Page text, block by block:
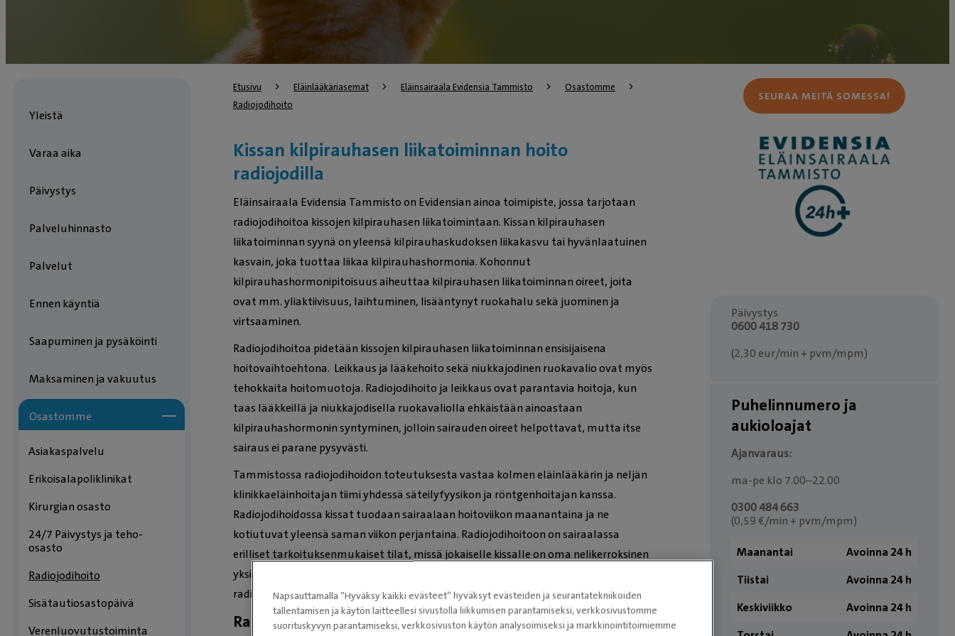
Etusivu Eläinlääkäriasemat Eläinsairaala Evidensia Tammisto
Osastomme
Radiojodihoito
Yleistä
Varaa aika
Päivystys
Palveluhinnasto
Palvelut
Ennen käyntiä
Saapuminen ja pysäköinti
Maksaminen ja vakuutus
Osastomme
Asiakaspalvelu
Erikoisalapoliklinikat
Kirurgian osasto
24/7 Päivystys ja teho-
osasto
Radiojodihoito
Sisätautiosastopäivä
Verenluovutustoiminta
Kissan kilpirauhasen liikatoiminnan hoito
radiojodilla
Eläinsairaala Evidensia Tammisto on Evidensian ainoa toimipiste, jossa tarjotaan
radiojodihoitoa kissojen kilpirauhasen liikatoimintaan. Kissan kilpirauhasen
liikatoiminnan syynä on yleensä kilpirauhaskudoksen liikakasvu tai hyvänlaatuinen
kasvain, joka tuottaa liikaa kilpirauhashormonia. Kohonnut
kilpirauhashormonipitoisuus aiheuttaa kilpirauhasen liikatoiminnan oireet, joita
ovat mm. yliaktiivisuus, laihtuminen, lisääntynyt ruokahalu sekä juominen ja
virtsaaminen.
Radiojodihoitoa pidetään kissojen kilpirauhasen liikatoiminnan ensisijaisena
hoitovaihtoehtona. Leikkaus ja lääkehoito sekä niukkajodinen ruokavalio ovat myös
tehokkaita hoitomuotoja. Radiojodihoito ja leikkaus ovat parantavia hoitoja, kun
taas lääkkeillä ja niukkajodisella ruokavaliolla ehkäistään ainoastaan
kilpirauhashormonin syntyminen, jolloin sairauden oireet helpottavat, mutta itse
sairaus ei parane pysyvästi.
Tammistossa radiojodihoidon toteutuksesta vastaa kolmen eläinlääkärin ja neljän
klinikkaeläinhoitajan tiimi yhdessä säteilyfyysikon ja röntgenhoitajan kanssa.
Radiojodihoidossa kissat tuodaan sairaalaan hoitoviikon maanantaina ja ne
kotiutuvat yleensä saman viikon perjantaina. Radiojodihoitoon on sairaalassa
erilliset tarkoituksenmukaiset tilat, missä jokaiselle kissalle on oma nelikerroksinen
yksiö. Kissat ruokitaan ja hoidetaan kaksi kertaa päivässä, lisäksi
radiojodihoitotilassa on ympärivuorokautinen kameravalvonta.
Radiojodihoidon edut
SEURAA MEITÄ SOMESSA!
Päivystys
0600 418 730
(2,30 eur/min + pvm/mpm)
Puhelinnumero ja
aukioloajat
Ajanvaraus:
ma-pe klo 7.00–22.00
0300 484 663
(0,59 €/min + pvm/mpm)
Maanantai
Avoinna 24 h
Tiistai
Avoinna 24 h
Keskiviikko
Avoinna 24 h
Napsauttamalla ”Hyväksy kaikki evästeet” hyväksyt evästeiden ja seurantatekniikoiden
tallentamisen ja käytön laitteellesi sivustolla liikkumisen parantamiseksi, verkkosivustomme
suorituskyvyn parantamiseksi, verkkosivuston käytön analysoimiseksi ja markkinointitoimiemme